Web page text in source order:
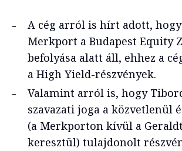
A cég arról is hírt adott,
Merkport a Budapest Equity
befolyása alatt áll, ehhez a
a High Yield-részvények.
Valamint arról is, hogy
szavazati joga a közvetlenül
(a Merkporton kívül a
keresztül) tulajdonolt